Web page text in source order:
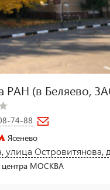
РАН (в Беляево,
74-88
Ясенево
улица Островитянова,
центра МОСКВА